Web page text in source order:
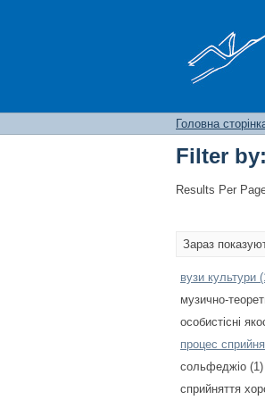
Головна
Filter
Results Per
Зараз
вузи культури
музично-
особистісні
процес
сольфеджіо (1)
сприйняття